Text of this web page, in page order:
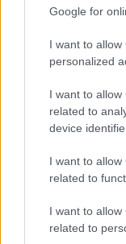
Google for
I want to
personalized
I want to
related to
device
I want to
related to
I want to
related to
da